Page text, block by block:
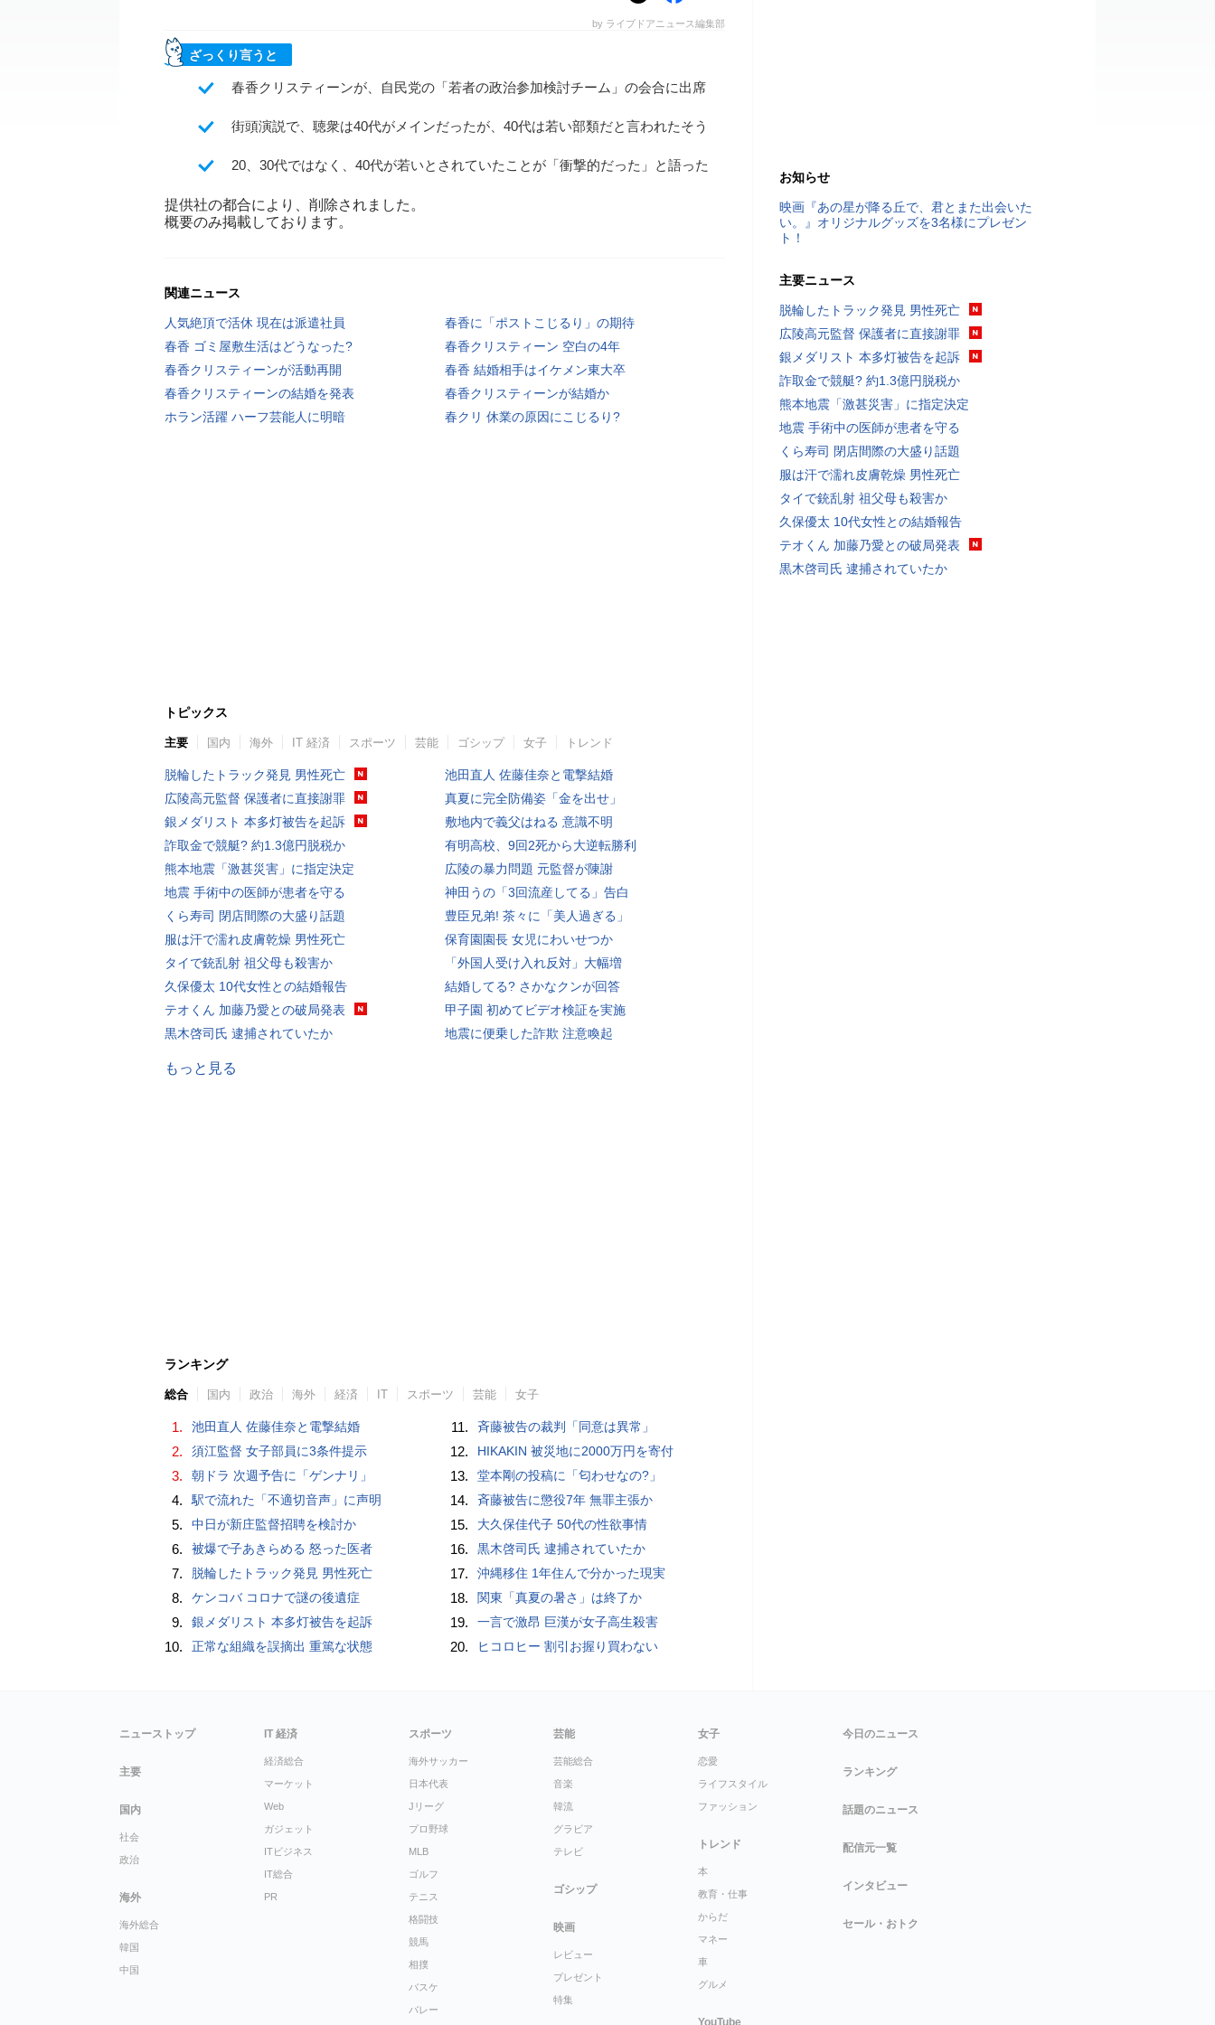
by ライブドアニュース編集部
ざっくり言うと
春香クリスティーンが、自民党の「若者の政治参加検討チーム」の会合に出席
街頭演説で、聴衆は40代がメインだったが、40代は若い部類だと言われたそう
20、30代ではなく、40代が若いとされていたことが「衝撃的だった」と語った
提供社の都合により、削除されました。
概要のみ掲載しております。
関連ニュース
人気絶頂で活休 現在は派遣社員
春香に「ポストこじるり」の期待
春香 ゴミ屋敷生活はどうなった?
春香クリスティーン 空白の4年
春香クリスティーンが活動再開
春香 結婚相手はイケメン東大卒
春香クリスティーンの結婚を発表
春香クリスティーンが結婚か
ホラン活躍 ハーフ芸能人に明暗
春クリ 休業の原因にこじるり?
トピックス
主要 国内 海外 IT 経済 スポーツ 芸能 ゴシップ 女子 トレンド
脱輪したトラック発見 男性死亡
広陵高元監督 保護者に直接謝罪
銀メダリスト 本多灯被告を起訴
詐取金で競艇? 約1.3億円脱税か
熊本地震「激甚災害」に指定決定
地震 手術中の医師が患者を守る
くら寿司 閉店間際の大盛り話題
服は汗で濡れ皮膚乾燥 男性死亡
タイで銃乱射 祖父母も殺害か
久保優太 10代女性との結婚報告
テオくん 加藤乃愛との破局発表
黒木啓司氏 逮捕されていたか
池田直人 佐藤佳奈と電撃結婚
真夏に完全防備姿「金を出せ」
敷地内で義父はねる 意識不明
有明高校、9回2死から大逆転勝利
広陵の暴力問題 元監督が陳謝
神田うの「3回流産してる」告白
豊臣兄弟! 茶々に「美人過ぎる」
保育園園長 女児にわいせつか
「外国人受け入れ反対」大幅増
結婚してる? さかなクンが回答
甲子園 初めてビデオ検証を実施
地震に便乗した詐欺 注意喚起
もっと見る
ランキング
総合 国内 政治 海外 経済 IT スポーツ 芸能 女子
1. 池田直人 佐藤佳奈と電撃結婚
2. 須江監督 女子部員に3条件提示
3. 朝ドラ 次週予告に「ゲンナリ」
4. 駅で流れた「不適切音声」に声明
5. 中日が新庄監督招聘を検討か
6. 被爆で子あきらめる 怒った医者
7. 脱輪したトラック発見 男性死亡
8. ケンコバ コロナで謎の後遺症
9. 銀メダリスト 本多灯被告を起訴
10. 正常な組織を誤摘出 重篤な状態
11. 斉藤被告の裁判「同意は異常」
12. HIKAKIN 被災地に2000万円を寄付
13. 堂本剛の投稿に「匂わせなの?」
14. 斉藤被告に懲役7年 無罪主張か
15. 大久保佳代子 50代の性欲事情
16. 黒木啓司氏 逮捕されていたか
17. 沖縄移住 1年住んで分かった現実
18. 関東「真夏の暑さ」は終了か
19. 一言で激昂 巨漢が女子高生殺害
20. ヒコロヒー 割引お握り買わない
お知らせ
映画『あの星が降る丘で、君とまた出会いた
い。』オリジナルグッズを3名様にプレゼン
ト！
主要ニュース
脱輪したトラック発見 男性死亡
広陵高元監督 保護者に直接謝罪
銀メダリスト 本多灯被告を起訴
詐取金で競艇? 約1.3億円脱税か
熊本地震「激甚災害」に指定決定
地震 手術中の医師が患者を守る
くら寿司 閉店間際の大盛り話題
服は汗で濡れ皮膚乾燥 男性死亡
タイで銃乱射 祖父母も殺害か
久保優太 10代女性との結婚報告
テオくん 加藤乃愛との破局発表
黒木啓司氏 逮捕されていたか
ニューストップ
主要
国内
社会
政治
海外
海外総合
韓国
中国
IT 経済
経済総合
マーケット
Web
ガジェット
ITビジネス
IT総合
PR
スポーツ
海外サッカー
日本代表
Jリーグ
プロ野球
MLB
ゴルフ
テニス
格闘技
競馬
相撲
バスケ
バレー
芸能
芸能総合
音楽
韓流
グラビア
テレビ
ゴシップ
映画
レビュー
プレゼント
特集
女子
恋愛
ライフスタイル
ファッション
トレンド
本
教育・仕事
からだ
マネー
車
グルメ
YouTube
今日のニュース
ランキング
話題のニュース
配信元一覧
インタビュー
セール・おトク